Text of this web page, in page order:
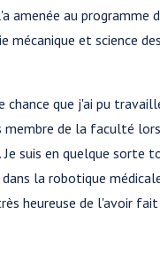
amenée au programme
mécanique et science
chance que j'ai pu
membre de la faculté
suis en quelque sorte
la robotique
heureuse de l'avoir